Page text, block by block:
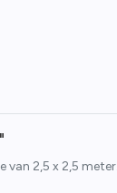
2,5 x 2,5